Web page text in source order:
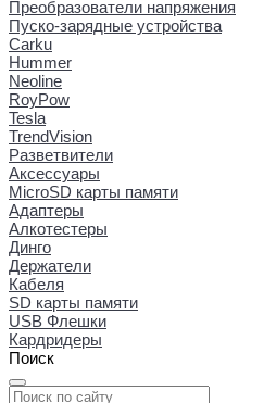
Преобразователи напряжения
Пуско-зарядные устройства
Carku
Hummer
Neoline
RoyPow
Tesla
TrendVision
Разветвители
Аксессуары
MicroSD карты памяти
Адаптеры
Алкотестеры
Динго
Держатели
Кабеля
SD карты памяти
USB Флешки
Кардридеры
Поиск